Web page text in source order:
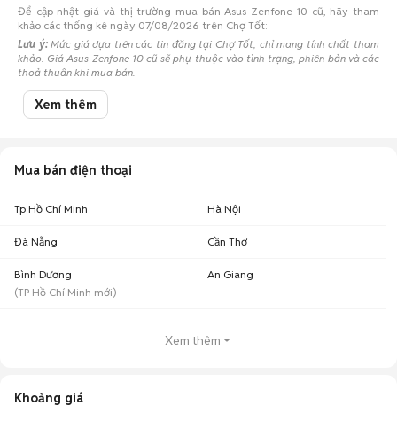
Để cập nhật giá và thị trường mua bán Asus Zenfone 10 cũ, hãy tham
khảo các thống kê ngày 07/08/2026 trên Chợ Tốt:
Lưu ý:Mức giá dựa trên các tin đăng tại Chợ Tốt, chỉ mang tính chất tham
khảo. Giá Asus Zenfone 10 cũ sẽ phụ thuộc vào tình trạng, phiên bản và các
thoả thuận khi mua bán.
Mua bán Asus Zenfone 10 cũ
Xem thêm
Mua bán điện thoại
Tp Hồ Chí Minh Hà Nội
Đà Nẵng Cần Thơ
Bình Dương
(TP Hồ Chí Minh mới)
An Giang
Xem thêm
Khoảng giá